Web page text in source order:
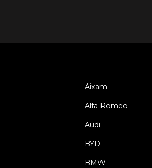
Aixam
Alfa Romeo
Audi
BYD
BMW